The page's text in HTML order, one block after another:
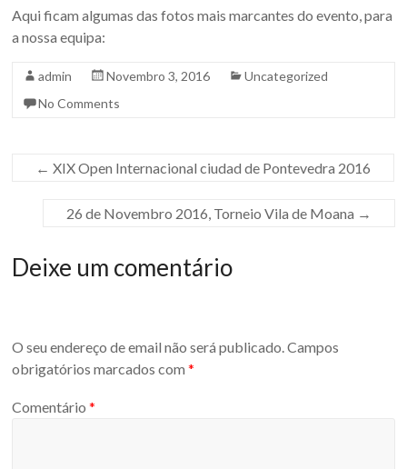
Aqui ficam algumas das fotos mais marcantes do evento, para
a nossa equipa:
admin Novembro 3, 2016
Uncategorized
No Comments
← XIX Open Internacional ciudad de Pontevedra 2016
26 de Novembro 2016, Torneio Vila de Moana →
Deixe um comentário
O seu endereço de email não será publicado.Campos
obrigatórios marcados com*
Comentário*